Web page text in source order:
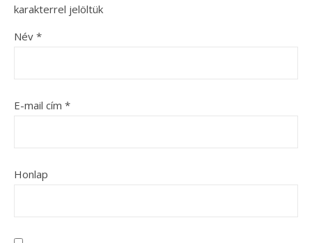
karakterrel jelöltük
Név *
E-mail cím *
Honlap